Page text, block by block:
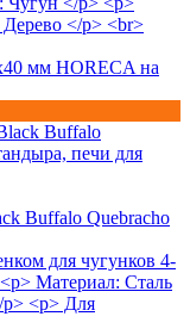
мм HORECA на
Buffalo Quebracho